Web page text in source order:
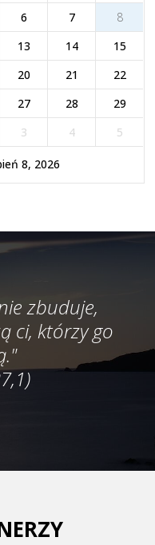
6 7
8
13 14
15
20 21
22
27 28
29
3 4 5
8, 2026
zbuduje,
ci, którzy go